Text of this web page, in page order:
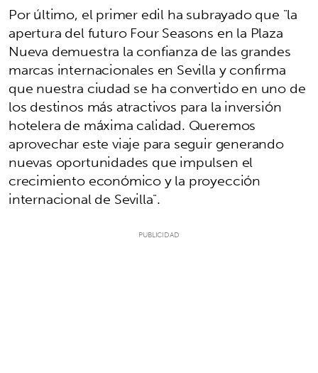
Por último, el primer edil ha subrayado que "la
apertura del futuro Four Seasons en la Plaza
Nueva demuestra la confianza de las grandes
marcas internacionales en Sevilla y confirma
que nuestra ciudad se ha convertido en uno de
los destinos más atractivos para la inversión
hotelera de máxima calidad. Queremos
aprovechar este viaje para seguir generando
nuevas oportunidades que impulsen el
crecimiento económico y la proyección
internacional de Sevilla".